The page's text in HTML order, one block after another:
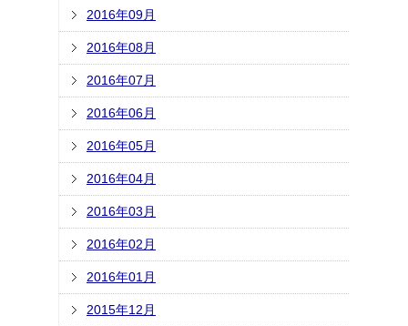
2016年09月
2016年08月
2016年07月
2016年06月
2016年05月
2016年04月
2016年03月
2016年02月
2016年01月
2015年12月